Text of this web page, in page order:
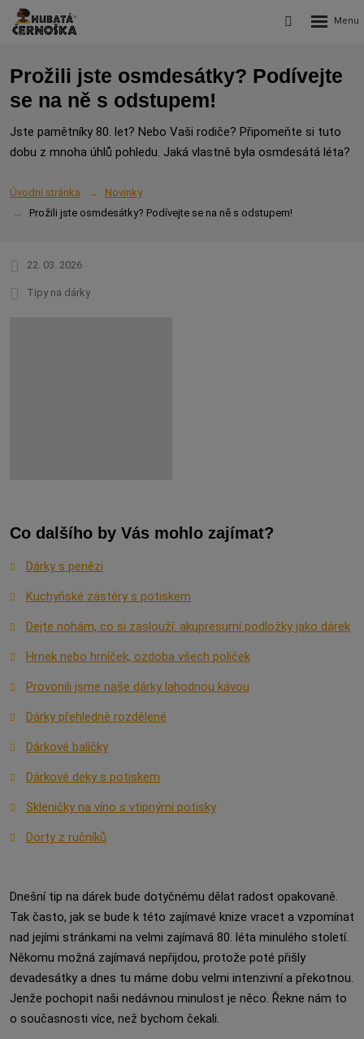
Vyhledávání
Rozbalení
Prožili jste osmdesátky? Podívejte
se na ně s odstupem!
Jste pamětníky 80. let? Nebo Vaši rodiče? Připomeňte si tuto
dobu z mnoha úhlů pohledu. Jaká vlastně byla osmdesátá léta?
Úvodní stránka
Novinky
Prožili jste osmdesátky? Podívejte se na ně s odstupem!
22. 03. 2026
Tipy na dárky
Co dalšího by Vás mohlo zajímat?
Dárky s penězi
Kuchyňské zástěry s potiskem
Dejte nohám, co si zaslouží: akupresurní podložky jako dárek
Hrnek nebo hrníček, ozdoba všech poliček
Provonili jsme naše dárky lahodnou kávou
Dárky přehledně rozdělené
Dárkové balíčky
Dárkové deky s potiskem
Skleničky na víno s vtipnými potisky
Dorty z ručníků
Dnešní tip na dárek bude dotyčnému dělat radost opakovaně.
Tak často, jak se bude k této zajímavé knize vracet a vzpomínat
nad jejími stránkami na velmi zajímavá 80. léta minulého století.
Někomu možná zajímavá nepřijdou, protože poté přišly
devadesátky a dnes tu máme dobu velmi intenzivní a překotnou.
Jenže pochopit naši nedávnou minulost je něco. Řekne nám to
o současnosti více, než bychom čekali.